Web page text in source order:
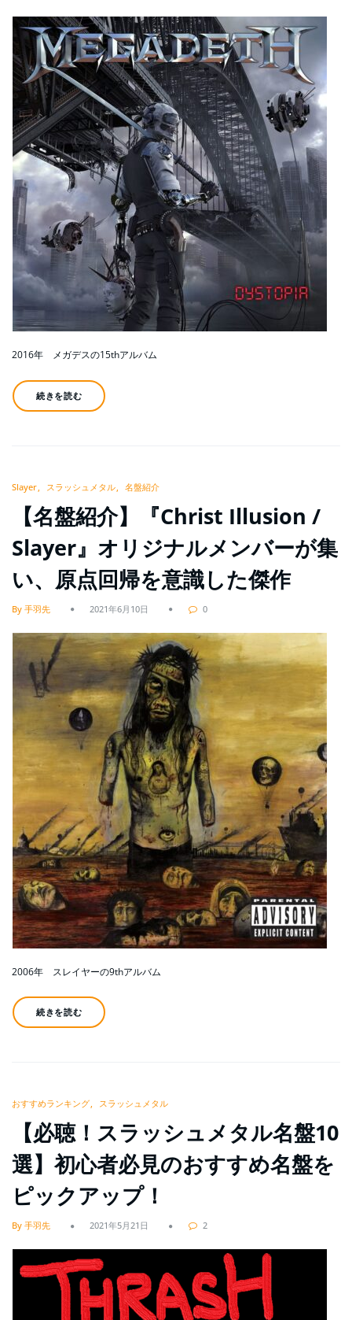
2016年 メガデスの15thアルバム
続きを読む
Slayer スラッシュメタル 名盤紹介
【名盤紹介】『Christ Illusion /
Slayer』オリジナルメンバーが集
い、原点回帰を意識した傑作
By 手羽先 2021年6月10日 0
2006年 スレイヤーの9thアルバム
続きを読む
おすすめランキング スラッシュメタル
【必聴！スラッシュメタル名盤10
選】初心者必見のおすすめ名盤を
ピックアップ！
By 手羽先 2021年5月21日 2